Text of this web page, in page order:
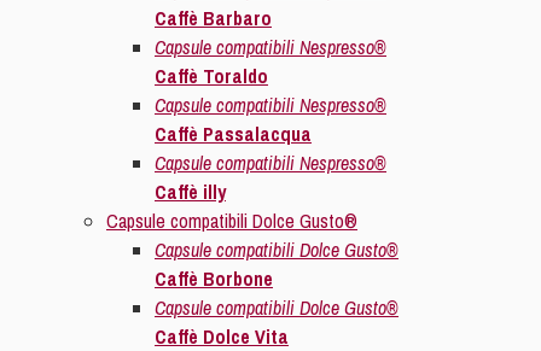
Caffè Barbaro
Capsule compatibili Nespresso®
Caffè Toraldo
Capsule compatibili Nespresso®
Caffè Passalacqua
Capsule compatibili Nespresso®
Caffè illy
Capsule compatibili Dolce Gusto®
Capsule compatibili Dolce Gusto®
Caffè Borbone
Capsule compatibili Dolce Gusto®
Caffè Dolce Vita